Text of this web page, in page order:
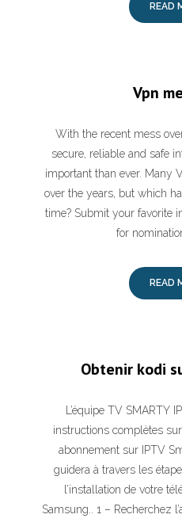
READ
Vpn
With the recent mess
secure, reliable and safe
important than ever. Many
over the years, but which
time? Submit your favorite
for
READ
Obtenir kodi
L’équipe TV SMARTY
instructions complètes
abonnement sur IPTV
guidera à travers les
l’installation de votre
Samsung.. 1 – Recherchez